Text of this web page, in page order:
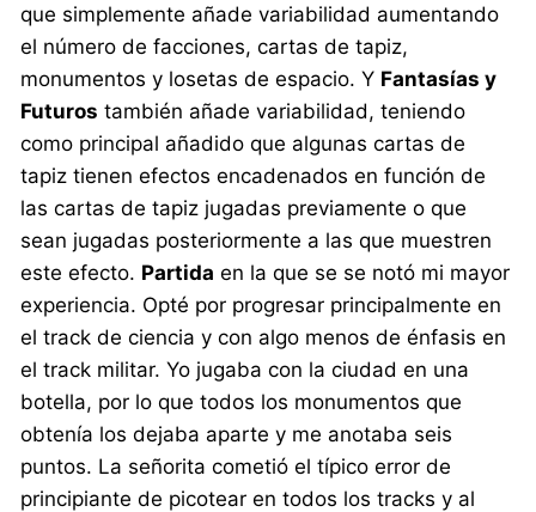
que simplemente añade variabilidad aumentando
el número de facciones, cartas de tapiz,
monumentos y losetas de espacio. Y Fantasías y
Futuros también añade variabilidad, teniendo
como principal añadido que algunas cartas de
tapiz tienen efectos encadenados en función de
las cartas de tapiz jugadas previamente o que
sean jugadas posteriormente a las que muestren
este efecto. Partida en la que se se notó mi mayor
experiencia. Opté por progresar principalmente en
el track de ciencia y con algo menos de énfasis en
el track militar. Yo jugaba con la ciudad en una
botella, por lo que todos los monumentos que
obtenía los dejaba aparte y me anotaba seis
puntos. La señorita cometió el típico error de
principiante de picotear en todos los tracks y al